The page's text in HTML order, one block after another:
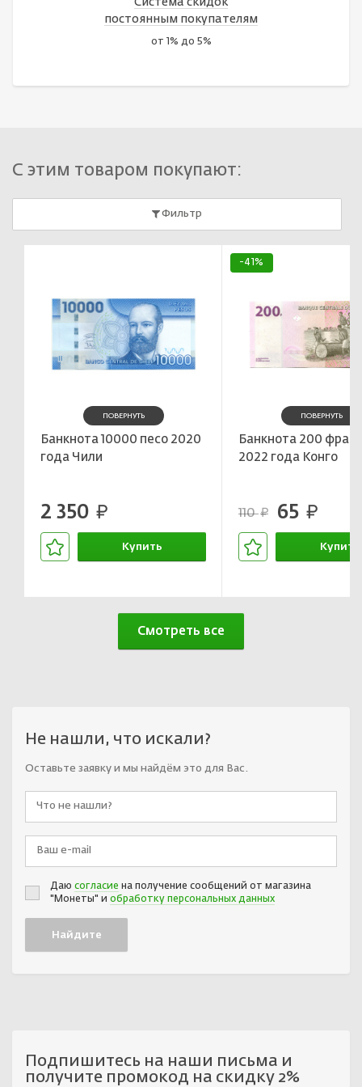
постоянным покупателям
от 1% до 5%
С этим товаром покупают:
Фильтр
ПОВЕРНУТЬ
Банкнота 10000 песо 2020
года Чили
2 350 руб.
Купить
-41%
ПОВЕРНУТЬ
Банкнота 200
2022 года Конго
110руб. 65 руб.
Купить
Смотреть все
Не нашли, что искали?
Оставьте заявку и мы найдём это для Вас.
Даю согласие на получение сообщений от магазина
"Монеты" и обработку персональных данных
Подпишитесь на наши письма и
получите промокод на скидку 2%